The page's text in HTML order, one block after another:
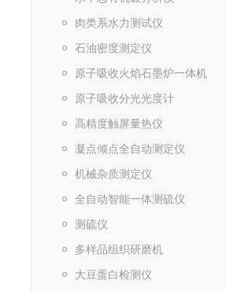
肉类系水力测试仪
石油密度测定仪
原子吸收火焰石墨炉一体机
原子吸收分光光度计
高精度触屏量热仪
凝点倾点全自动测定仪
机械杂质测定仪
全自动智能一体测硫仪
测硫仪
多样品组织研磨机
大豆蛋白检测仪